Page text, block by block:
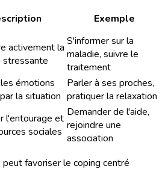
Exemple
activement la
stressante
S'informer sur la
maladie, suivre le
traitement
émotions
la situation
Parler à ses proches,
pratiquer la relaxation
l'entourage et
sociales
Demander de l'aide,
rejoindre une
association
peut favoriser le coping centré